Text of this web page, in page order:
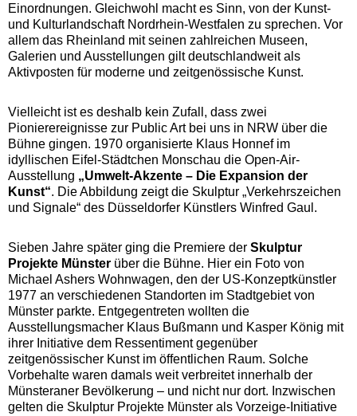
Einordnungen. Gleichwohl macht es Sinn, von der Kunst-
und Kulturlandschaft Nordrhein-Westfalen zu sprechen. Vor
allem das Rheinland mit seinen zahlreichen Museen,
Galerien und Ausstellungen gilt deutschlandweit als
Aktivposten für moderne und zeitgenössische Kunst.
Vielleicht ist es deshalb kein Zufall, dass zwei
Pionierereignisse zur Public Art bei uns in NRW über die
Bühne gingen. 1970 organisierte Klaus Honnef im
idyllischen Eifel-Städtchen Monschau die Open-Air-
Ausstellung „Umwelt-Akzente – Die Expansion der
Kunst“. Die Abbildung zeigt die Skulptur „Verkehrszeichen
und Signale“ des Düsseldorfer Künstlers Winfred Gaul.
Sieben Jahre später ging die Premiere der Skulptur
Projekte Münster über die Bühne. Hier ein Foto von
Michael Ashers Wohnwagen, den der US-Konzeptkünstler
1977 an verschiedenen Standorten im Stadtgebiet von
Münster parkte. Entgegentreten wollten die
Ausstellungsmacher Klaus Bußmann und Kasper König mit
ihrer Initiative dem Ressentiment gegenüber
zeitgenössischer Kunst im öffentlichen Raum. Solche
Vorbehalte waren damals weit verbreitet innerhalb der
Münsteraner Bevölkerung – und nicht nur dort. Inzwischen
gelten die Skulptur Projekte Münster als Vorzeige-Initiative